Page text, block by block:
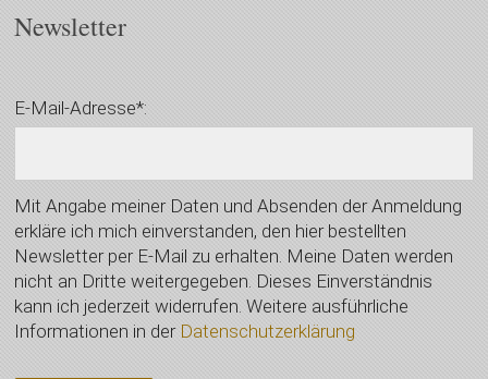
Newsletter
E-Mail-Adresse*:
Mit Angabe meiner Daten und Absenden der Anmeldung
erkläre ich mich einverstanden, den hier bestellten
Newsletter per E-Mail zu erhalten. Meine Daten werden
nicht an Dritte weitergegeben. Dieses Einverständnis
kann ich jederzeit widerrufen. Weitere ausführliche
Informationen in der Datenschutzerklärung